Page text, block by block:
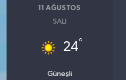
11 AĞUSTOS
SALI
24°
Güneşli